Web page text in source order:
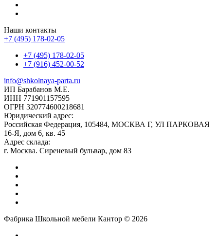
Наши контакты
+7 (495) 178-02-05
+7 (495) 178-02-05
+7 (916) 452-00-52
info@shkolnaya-parta.ru
ИП Барабанов М.Е.
ИНН 771901157595
ОГРН 320774600218681
Юридический адрес:
Российская Федерация, 105484, МОСКВА Г, УЛ ПАРКОВАЯ
16-Я, дом 6, кв. 45
Адрес склада:
г. Москва. Сиреневый бульвар, дом 83
Фабрика Школьной мебели Кантор © 2026